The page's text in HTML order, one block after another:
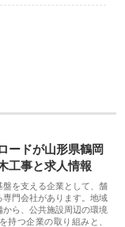
ードが山形県鶴岡
工事と求人情報
を支える企業として、舗
門会社があります。地域
ら、公共施設周辺の環境
持つ企業の取り組みと、